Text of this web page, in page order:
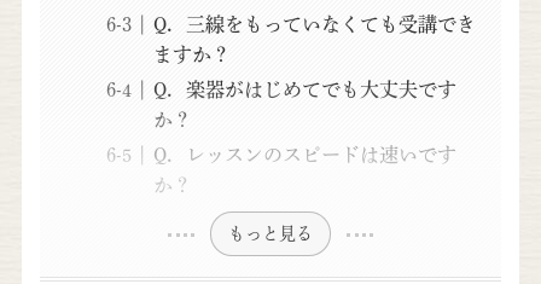
Q．三線をもっていなくても受講でき
ますか？
Q．楽器がはじめてでも大丈夫です
か？
Q．レッスンのスピードは速いです
か？
もっと見る